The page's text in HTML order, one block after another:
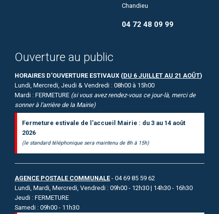
Chandieu
04 72 48 09 99
Ouverture au public
HORAIRES D'OUVERTURE ESTIVAUX (DU 6 JUILLET AU 21 AOÛT)
Lundi, Mercredi, Jeudi & Vendredi : 08h00 à 15h00
Mardi : FERMETURE (si vous avez rendez-vous ce jour-là, merci de
sonner à l'arrière de la Mairie)
Fermeture estivale de l'accueil Mairie : du 3 au 14 août
2026
(le standard téléphonique sera maintenu de 8h à 15h)
AGENCE POSTALE COMMUNALE - 04 69 85 59 62
Lundi, Mardi, Mercredi, Vendredi : 09h00 - 12h30 | 14h30 - 16h30
Jeudi : FERMETURE
Samedi : 09h00 - 11h30